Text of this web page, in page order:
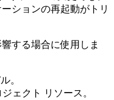
ションの再起動がトリ
する場合に使用しま
。
ェクト リソース。